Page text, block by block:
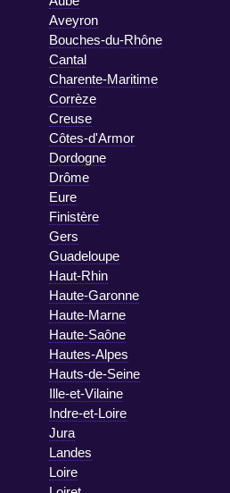
Aveyron
Bouches-du-Rhône
Cantal
Charente-Maritime
Corrèze
Creuse
Côtes-d'Armor
Dordogne
Drôme
Eure
Finistère
Gers
Guadeloupe
Haut-Rhin
Haute-Garonne
Haute-Marne
Haute-Saône
Hautes-Alpes
Hauts-de-Seine
Ille-et-Vilaine
Indre-et-Loire
Jura
Landes
Loire